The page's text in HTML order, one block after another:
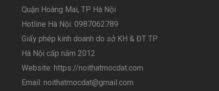
Quận Hoàng Mai, TP Hà Nội
Hotline Hà Nội: 0987062789
Giấy phép kinh doanh do sở KH & ĐT TP
Hà Nội cấp năm 2012
Website: https://noithatmocdat.com
Email: noithatmocdat@gmail.com